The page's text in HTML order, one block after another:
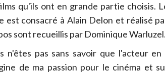
qu'ils ont en grande partie choisis.
est consacré à Alain Delon et réalisé
sont recueillis par Dominique Warluzel.
n'êtes pas sans savoir que l'acteur
de ma passion pour le cinéma et